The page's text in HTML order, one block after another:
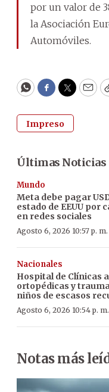
por un valor de
la Asociación
Automóviles.
WhatsApp
Facebook
Twitter
Impreso
Últimas Noticias
Mundo
Meta debe pagar
estado de EEUU por
en redes sociales
Agosto 6, 2026 10:57 p. m.
Nacionales
Hospital de Clínicas
ortopédicas y
niños de escasos
Agosto 6, 2026 10:54 p. m.
Notas más